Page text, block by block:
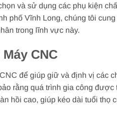
và sử dụng các phụ kiện
phố Vĩnh Long, chúng tôi
trong lĩnh vực này.
CNC
để giúp giữ và định vị các
rằng quá trình gia công
hồi cao, giúp kéo dài tuổi thọ